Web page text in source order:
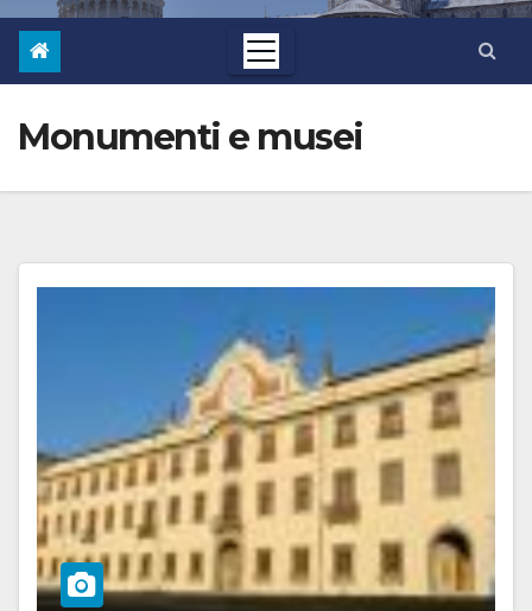
Monumenti e musei